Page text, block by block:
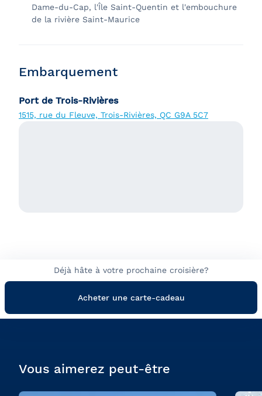
Dame-du-Cap, l'Île Saint-Quentin et l'embouchure
de la rivière Saint-Maurice
Embarquement
Port de Trois-Rivières
1515, rue du Fleuve, Trois-Rivières, QC G9A 5C7
Déjà hâte à votre prochaine croisière?
Acheter une carte-cadeau
Vous aimerez peut-être